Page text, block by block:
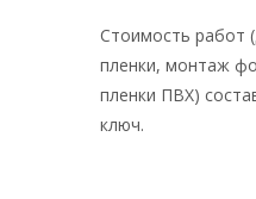
Стоимость работ
пленки, монтаж
пленки ПВХ)
ключ.